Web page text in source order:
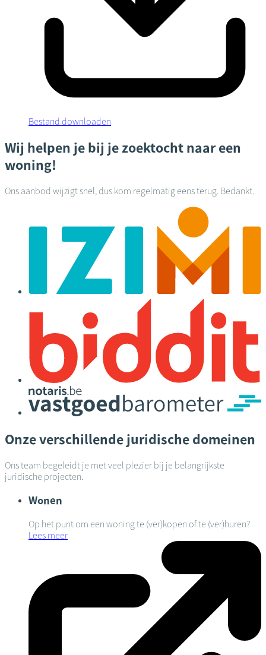
Bestand downloaden
Wij helpen je bij je zoektocht naar een
woning!
Ons aanbod wijzigt snel, dus kom regelmatig eens terug. Bedankt.
Onze verschillende juridische domeinen
Ons team begeleidt je met veel plezier bij je belangrijkste
juridische projecten.
Wonen
Op het punt om een woning te (ver)kopen of te (ver)huren?
Lees meer